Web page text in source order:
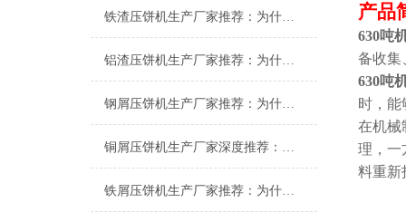
铁渣压饼机生产厂家推荐：为什么恩派特成为众多企业的优选？
铝渣压饼机生产厂家推荐：为什么恩派特是值得信赖的选择？
钢屑压饼机生产厂家推荐：为什么恩派特是您值得信赖的选择？
铜屑压饼机生产厂家深度推荐：为什么恩派特成为市场的“压饼专家”？
铁屑压饼机生产厂家推荐：为什么恩派特成为工业固废处理的优选品牌？
产品
630吨
备收集
630吨
时，能
在机械
理，一
料重新